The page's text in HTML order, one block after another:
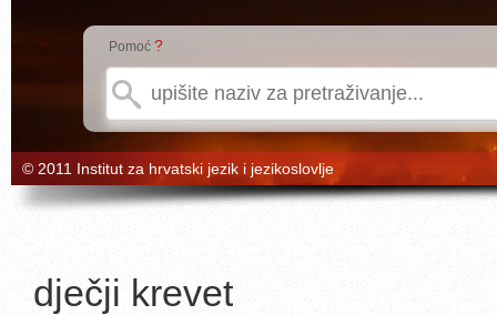
Pomoć ?
© 2011 Institut za hrvatski jezik i jezikoslovlje
dječji krevet